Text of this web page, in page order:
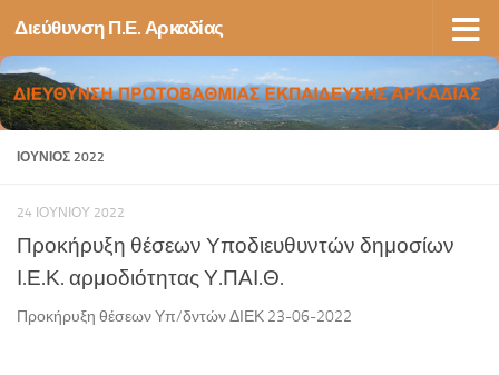
Skip to content
Διεύθυνση Π.Ε. Αρκαδίας
ΙΟΎΝΙΟΣ 2022
24 ΙΟΥΝΊΟΥ 2022
Προκήρυξη θέσεων Υποδιευθυντών δημοσίων
Ι.Ε.Κ. αρμοδιότητας Υ.ΠΑΙ.Θ.
Προκήρυξη θέσεων Υπ/δντών ΔΙΕΚ 23-06-2022